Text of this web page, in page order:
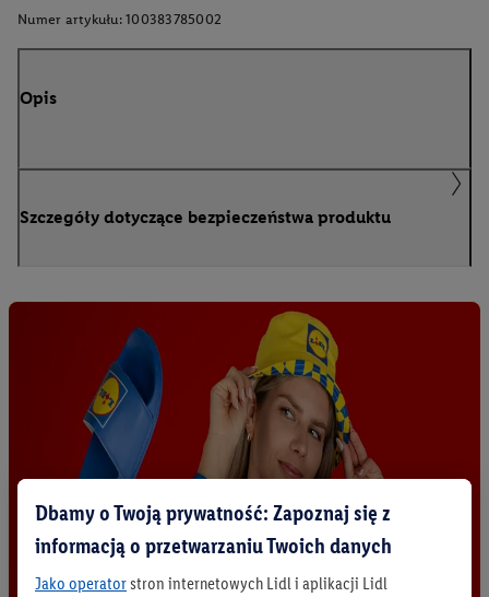
Numer artykułu: 100383785002
Opis
Szczegóły dotyczące bezpieczeństwa produktu
Dbamy o Twoją prywatność: Zapoznaj się z
informacją o przetwarzaniu Twoich danych
Jako operatorstron internetowych Lidl i aplikacji Lidl